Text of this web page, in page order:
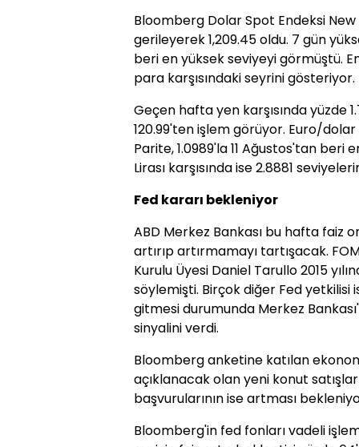
Bloomberg Dolar Spot Endeksi
gerileyerek 1,209.45 oldu. 7 gün
beri en yüksek seviyeyi görmüştü.
para karşısındaki seyrini gösteriyor.
Geçen hafta yen karşısında yüzde
120.99'ten işlem görüyor. Euro/
Parite, 1.0989'la 11 Ağustos'tan
Lirası karşısında ise 2.8881
Fed kararı bekleniyor
ABD Merkez Bankası bu hafta faiz
artırıp artırmamayı tartışacak.
Kurulu Üyesi Daniel Tarullo 2015
söylemişti. Birçok diğer Fed
gitmesi durumunda Merkez
sinyalini verdi.
Bloomberg anketine katılan
açıklanacak olan yeni konut
başvurularının ise artması
Bloomberg'in fed fonları vadeli